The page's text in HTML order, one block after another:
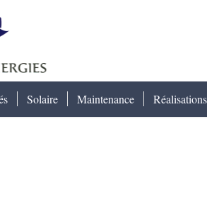
Solaire Maintenance Réalisations